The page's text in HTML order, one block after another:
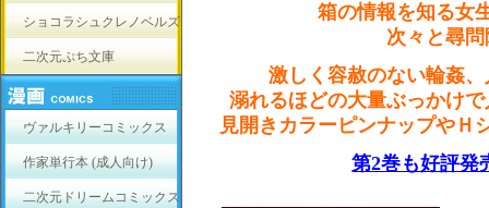
ショコラシュクレノベルズ
二次元ぷち文庫
ヴァルキリーコミックス
作家単行本 (成人向け)
二次元ドリームコミックス
箱の情報を知る女
次々と尋
激しく容赦のない輪姦
溺れるほどの大量ぶっかけ
見開きカラーピンナップやＨ
第2巻も好評発